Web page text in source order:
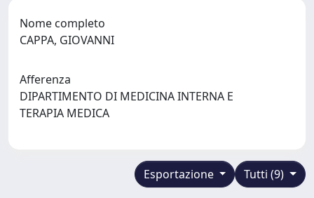
Nome completo
CAPPA, GIOVANNI
Afferenza
DIPARTIMENTO DI MEDICINA INTERNA E
TERAPIA MEDICA
Tutti (9)
Esportazione